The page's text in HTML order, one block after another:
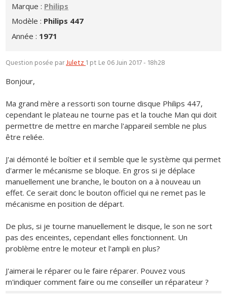
Marque : Philips
Modèle : Philips 447
Année : 1971
Question posée parJuletz1 pt Le 06 Juin 2017 - 18h28
Bonjour,
Ma grand mère a ressorti son tourne disque Philips 447,
cependant le plateau ne tourne pas et la touche Man qui doit
permettre de mettre en marche l'appareil semble ne plus
être reliée.
J'ai démonté le boîtier et il semble que le système qui permet
d'armer le mécanisme se bloque. En gros si je déplace
manuellement une branche, le bouton on a à nouveau un
effet. Ce serait donc le bouton officiel qui ne remet pas le
mécanisme en position de départ.
De plus, si je tourne manuellement le disque, le son ne sort
pas des enceintes, cependant elles fonctionnent. Un
problème entre le moteur et l'ampli en plus?
J'aimerai le réparer ou le faire réparer. Pouvez vous
m'indiquer comment faire ou me conseiller un réparateur ?